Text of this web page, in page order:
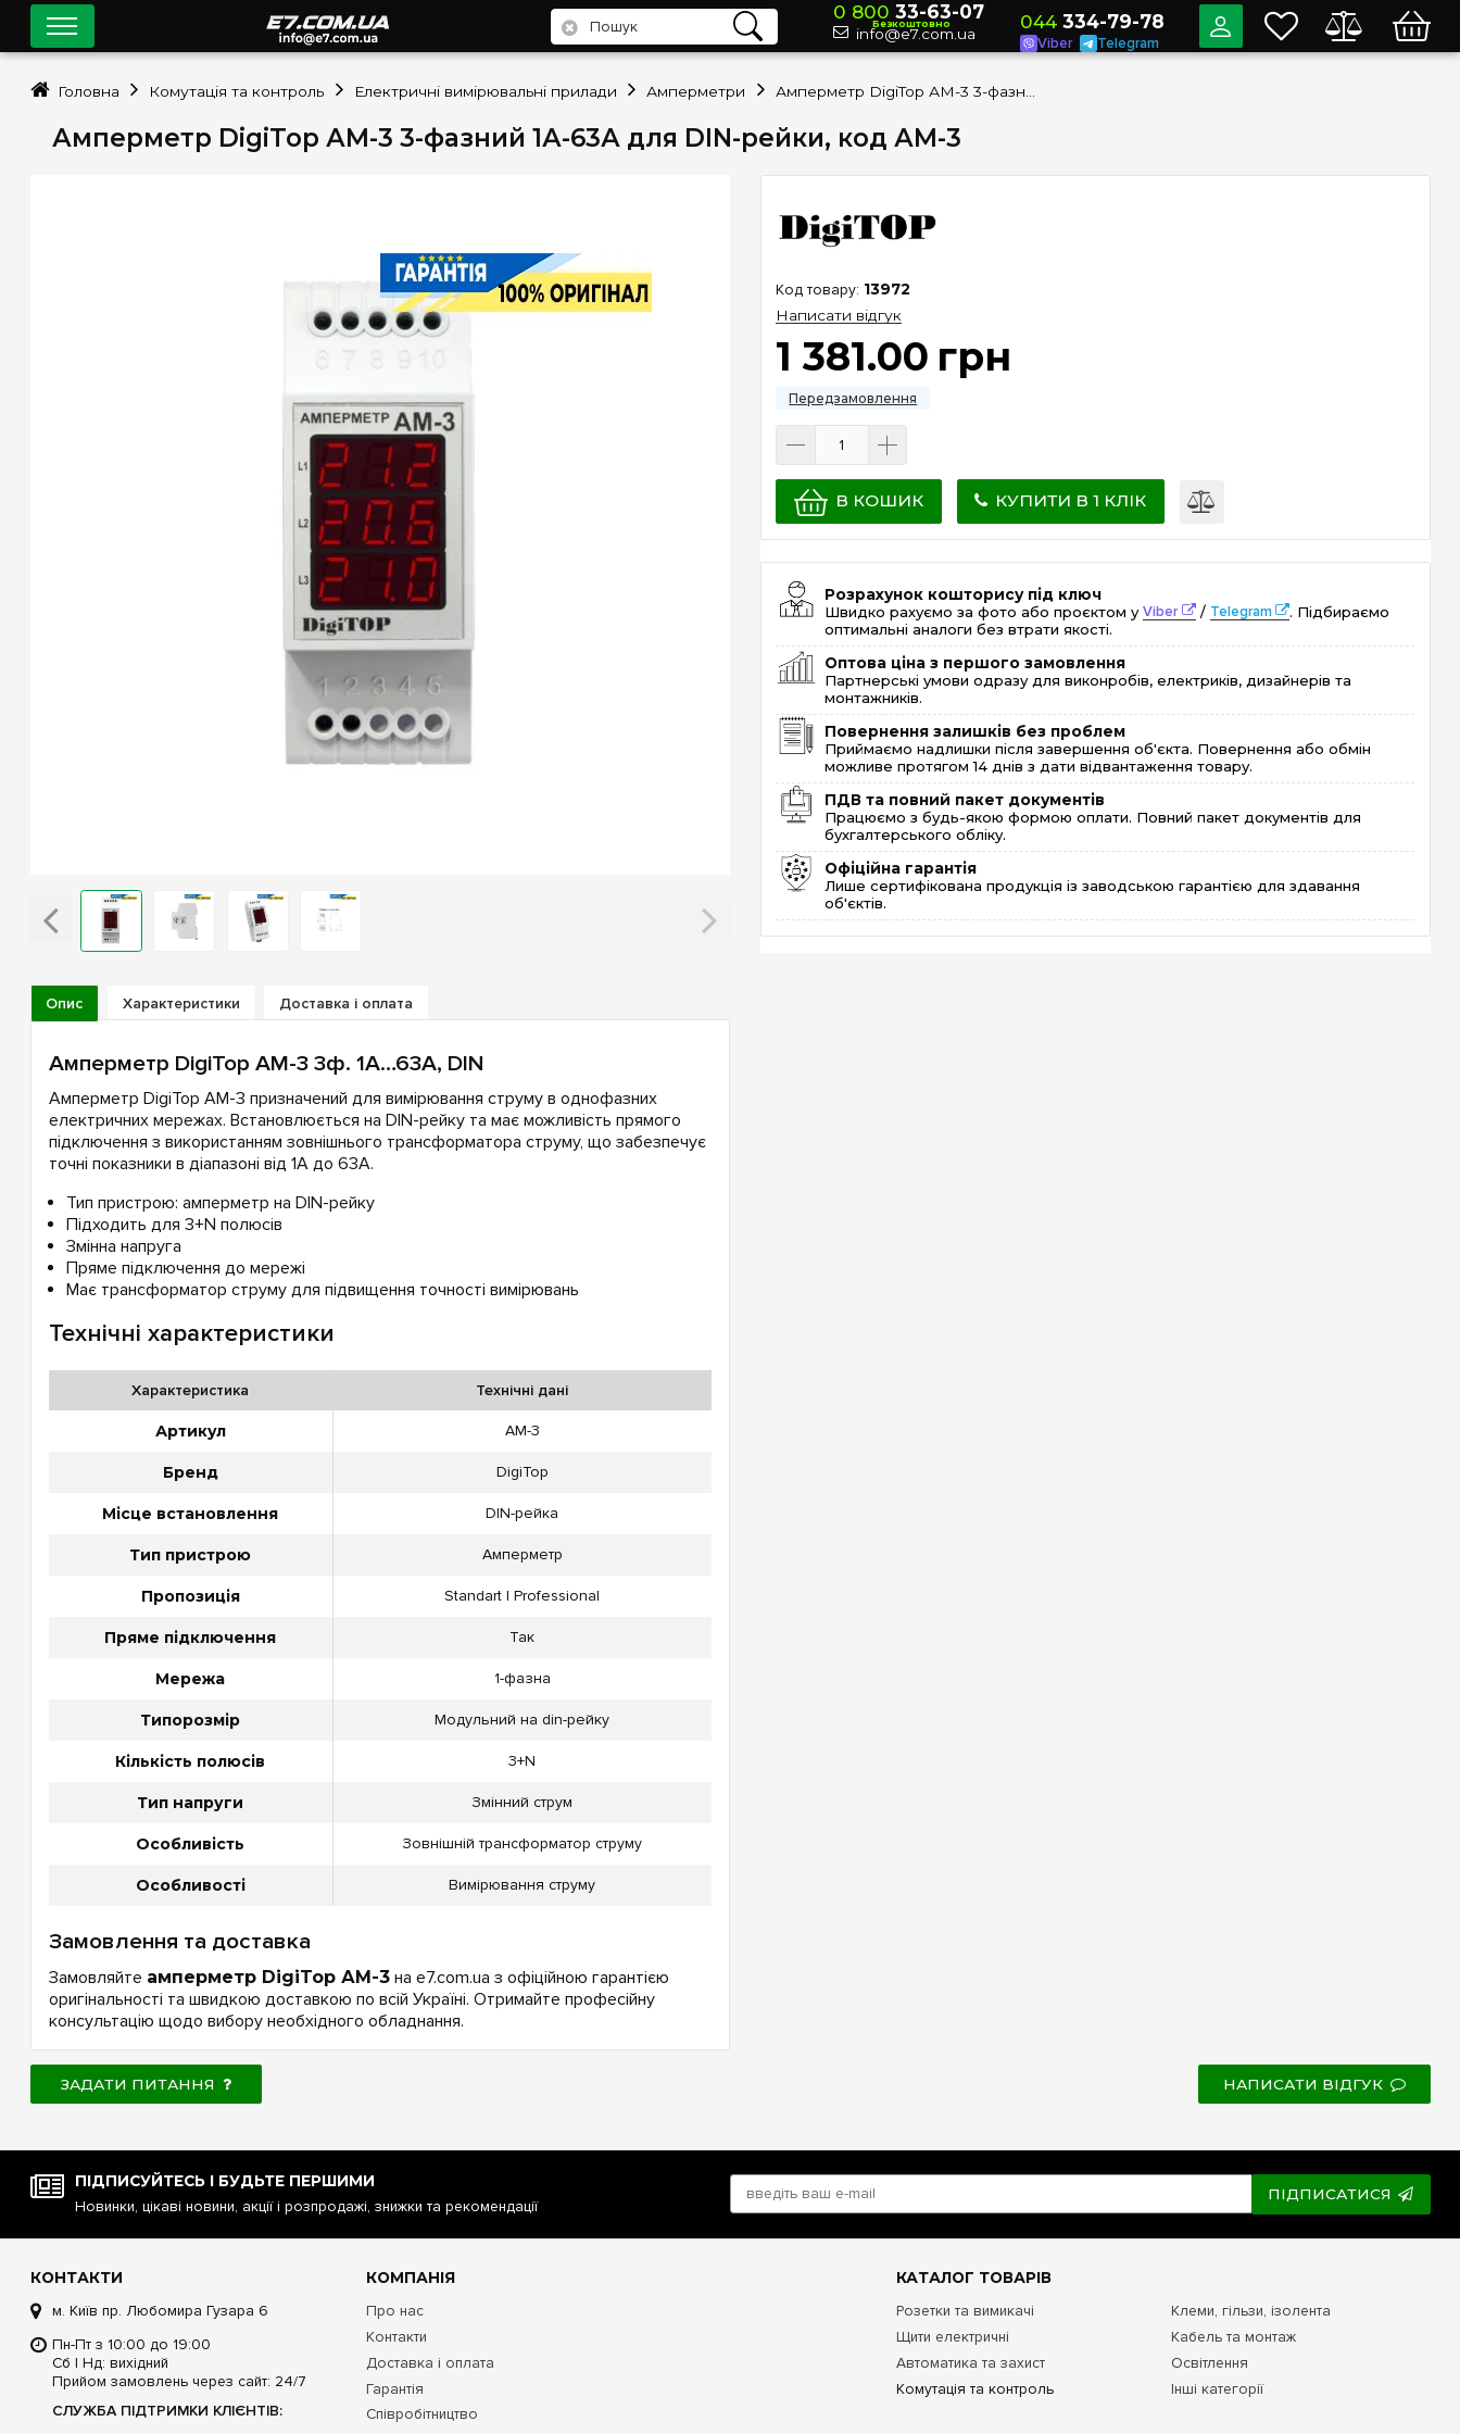
Амперметр DigiTop АМ-3 3-фазний 1А-63А для DIN-рейки, код АM-3
13972
Написати відгук
1 381.00 грн
В КОШИК КУПИТИ В 1 КЛІК
Розрахунок кошторису під ключ
Швидко рахуємо за фото або проєктом уViber / Telegram
. Підбираємо
оптимальні аналоги без втрати якості.
Оптова ціна з першого замовлення
Партнерські умови одразу для виконробів, електриків, дизайнерів та
монтажників.
Повернення залишків без проблем
Приймаємо надлишки після завершення об'єкта. Повернення або обмін
можливе протягом 14 днів з дати відвантаження товару.
ПДВ та повний пакет документів
Працюємо з будь-якою формою оплати. Повний пакет документів для
бухгалтерського обліку.
Офіційна гарантія
Лише сертифікована продукція із заводською гарантією для здавання
об'єктів.
Опис Характеристики Доставка і оплата
Амперметр DigiTop АМ-3 3ф. 1А…63А, DIN
Амперметр DigiTop АМ-3 призначений для вимірювання струму в однофазних
електричних мережах. Встановлюється на DIN-рейку та має можливість прямого
підключення з використанням зовнішнього трансформатора струму, що забезпечує
точні показники в діапазоні від 1А до 63А.
Тип пристрою: амперметр на DIN-рейку
Підходить для 3+N полюсів
Змінна напруга
Пряме підключення до мережі
Має трансформатор струму для підвищення точності вимірювань
Технічні характеристики
Характеристика Технічні дані
Артикул АM-3
Бренд DigiTop
Місце встановлення DIN-рейка
Тип пристрою Амперметр
Пропозиція Standart | Professional
Пряме підключення Так
Мережа 1-фазна
Типорозмір Модульний на din-рейку
Кількість полюсів 3+N
Тип напруги Змінний струм
Особливість Зовнішній трансформатор струму
Особливості Вимірювання струму
Замовлення та доставка
Замовляйте амперметр DigiTop АМ-3на e7.com.ua з офіційною гарантією
оригінальності та швидкою доставкою по всій Україні. Отримайте професійну
консультацію щодо вибору необхідного обладнання.
ЗАДАТИ ПИТАННЯ НАПИСАТИ ВІДГУК
0 800 33-63-07
Безкоштовно
info@e7.com.ua
044 334-79-78
Viber Telegram
Головна Комутація та контроль Електричні вимірювальні прилади Амперметри
ПІДПИСУЙТЕСЬ І БУДЬТЕ ПЕРШИМИ
Новинки, цікаві новини, акції і розпродажі, знижки та рекомендації
ПІДПИСАТИСЯ
КОНТАКТИ
м. Київ пр. Любомира Гузара 6
Пн-Пт з 10:00 до 19:00
Сб | Нд: вихідний
Прийом замовлень через сайт: 24/7
СЛУЖБА ПІДТРИМКИ КЛІЄНТІВ:
КОМПАНІЯ
Про нас
Контакти
Доставка і оплата
Гарантія
Співробітництво
КАТАЛОГ ТОВАРІВ
Розетки та вимикачі
Щити електричні
Автоматика та захист
Комутація та контроль
Клеми, гільзи, ізолента
Кабель та монтаж
Освітлення
Інші категорії